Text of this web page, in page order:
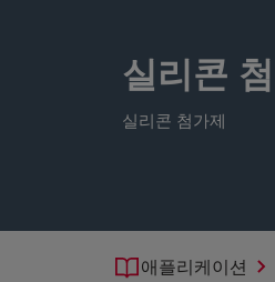
실리콘
실리콘 첨가제
애플리케이션